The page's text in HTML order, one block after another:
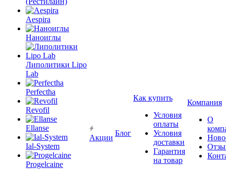
Aespira
Наноиглы
Липолитики Lipo
Lab
Perfectha
Revofil
Ellanse
Ial-System
Progelcaine
Акции
Блог
Как купить
Условия
оплаты
Условия
доставки
Гарантия
на товар
Компания
О